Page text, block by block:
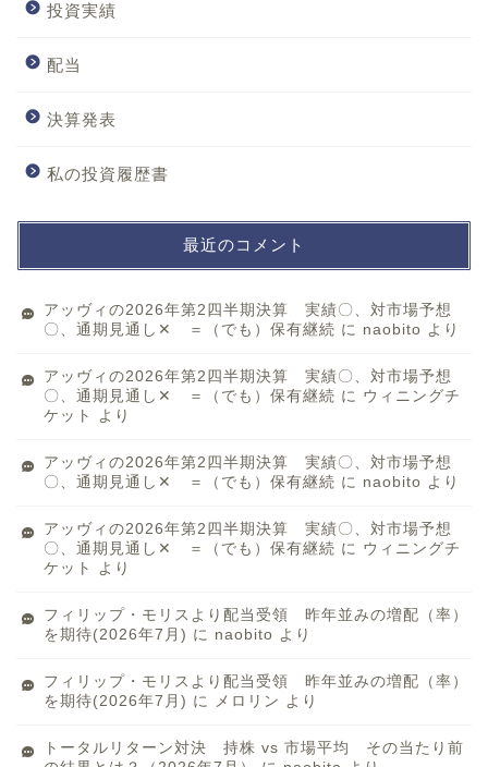
投資実績
配当
決算発表
私の投資履歴書
最近のコメント
アッヴィの2026年第2四半期決算 実績〇、対市場予想
〇、通期見通し✕ ＝（でも）保有継続 に naobito より
アッヴィの2026年第2四半期決算 実績〇、対市場予想
〇、通期見通し✕ ＝（でも）保有継続 に ウィニングチ
ケット
より
アッヴィの2026年第2四半期決算 実績〇、対市場予想
〇、通期見通し✕ ＝（でも）保有継続 に naobito より
アッヴィの2026年第2四半期決算 実績〇、対市場予想
〇、通期見通し✕ ＝（でも）保有継続 に ウィニングチ
ケット
より
フィリップ・モリスより配当受領 昨年並みの増配（率）
を期待(2026年7月) に naobito より
フィリップ・モリスより配当受領 昨年並みの増配（率）
を期待(2026年7月) に メロリン より
トータルリターン対決 持株 vs 市場平均 その当たり前